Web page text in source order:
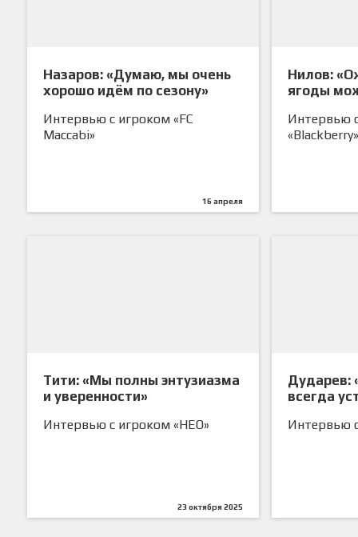
Назаров: «Думаю, мы очень
хорошо идём по сезону»
Интервью с игроком «FC
Maccabi»
16 апреля
Нилов:
ягоды
Интервью
«Blackberry»
Тити: «Мы полны энтузиазма
и уверенности»
Интервью с игроком «НЕО»
23 октября 2025
Дударев:
всегда
Интервью